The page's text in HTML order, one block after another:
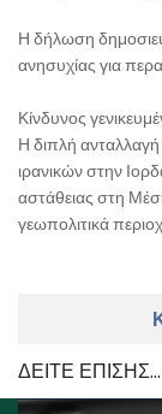
Η δήλωση
ανησυχίας για
Κίνδυνος
Η διπλή
ιρανικών στην
αστάθειας στη
γεωπολιτικά
ΔΕΙΤΕ ΕΠΙΣΗΣ...